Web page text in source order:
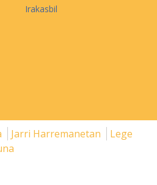
Irakasbil
Jarri Harremanetan
Lege